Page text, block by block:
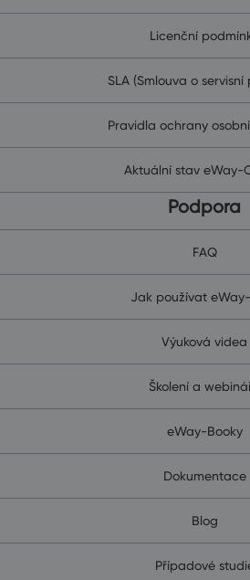
Licenční
SLA (Smlouva o
Pravidla ochrany
Aktuální stav eWay-
Podpora
FAQ
Jak používat
Výuková videa
Školení a
eWay-Booky
Dokumentace
Blog
Případové